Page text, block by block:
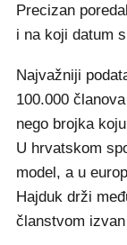
Precizan
i na koji datum
Najvažniji
100.000
nego brojka
U hrvatskom
model, a u
Hajduk drži
članstvom